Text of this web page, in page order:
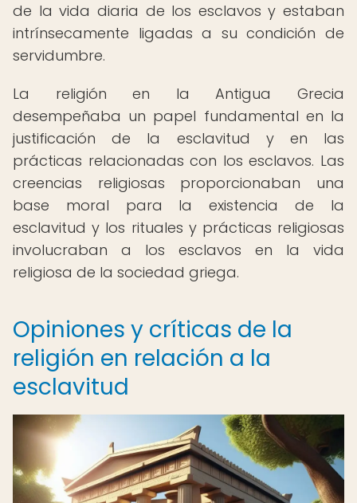
de la vida diaria de los esclavos y estaban
intrínsecamente ligadas a su condición de
servidumbre.
La religión en la Antigua Grecia
desempeñaba un papel fundamental en la
justificación de la esclavitud y en las
prácticas relacionadas con los esclavos. Las
creencias religiosas proporcionaban una
base moral para la existencia de la
esclavitud y los rituales y prácticas religiosas
involucraban a los esclavos en la vida
religiosa de la sociedad griega.
Opiniones y críticas de la
religión en relación a la
esclavitud